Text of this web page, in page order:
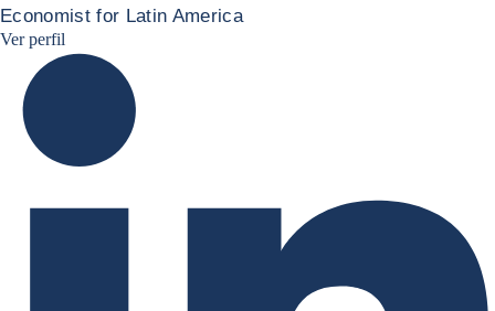
Economist for Latin America
Ver perfil